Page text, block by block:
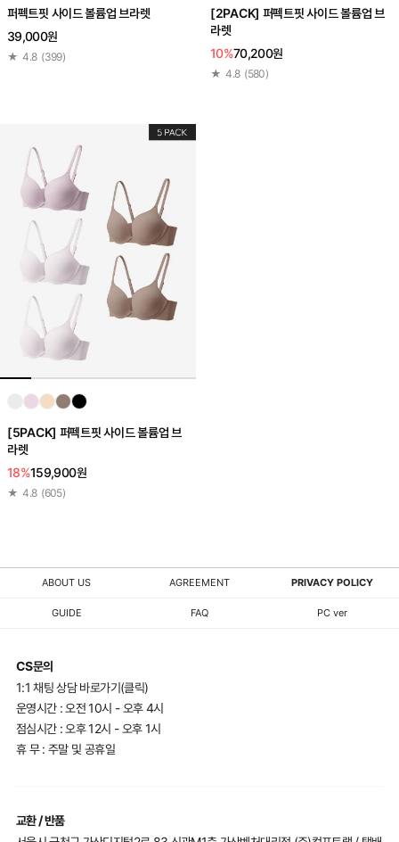
퍼펙트핏 사이드 볼륨업 브라렛
39,000원
★ 4.8 (399)
[2PACK] 퍼펙트핏 사이드 볼륨업 브
라렛
10%70,200원
★ 4.8 (580)
[5PACK] 퍼펙트핏 사이드 볼륨업 브
라렛
18%159,900원
★ 4.8 (605)
ABOUT US AGREEMENT PRIVACY POLICY
GUIDE FAQ PC ver
CS문의
1:1 채팅 상담 바로가기(클릭)
운영시간 : 오전 10시 - 오후 4시
점심시간 : 오후 12시 - 오후 1시
휴 무 : 주말 및 공휴일
교환 / 반품